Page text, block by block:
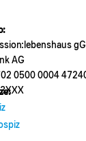
AG
0500 0004